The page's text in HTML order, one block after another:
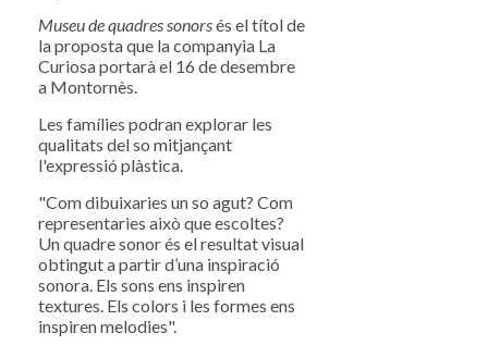
Museu de quadres sonorsés el títol de
la proposta que la companyia La
Curiosa portarà el 16 de desembre
a Montornès.
Les famílies podran explorar les
qualitats del so mitjançant
l'expressió plàstica.
"Com dibuixaries un so agut? Com
representaries això que escoltes?
Un quadre sonor és el resultat visual
obtingut a partir d’una inspiració
sonora. Els sons ens inspiren
textures. Els colors i les formes ens
inspiren melodies".